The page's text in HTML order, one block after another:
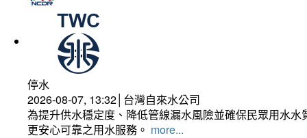
停水
2026-08-07, 13:32│台灣自來水公司
為提升供水穩定度、降低管線漏水風險並確保民眾用水
更安心可靠之用水服務。 more...